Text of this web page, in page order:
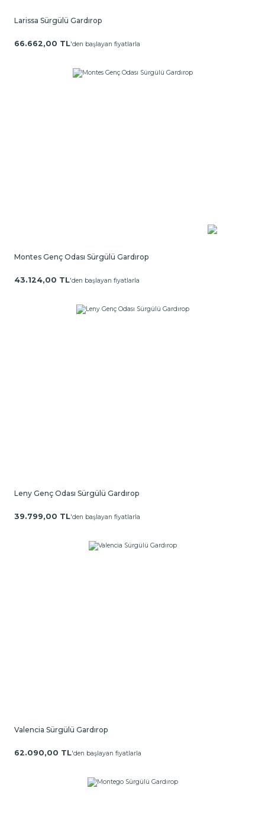
Larissa Sürgülü Gardırop
66.662,00 TL'den başlayan fiyatlarla
Montes Genç Odası Sürgülü Gardırop
43.124,00 TL'den başlayan fiyatlarla
Leny Genç Odası Sürgülü Gardırop
39.799,00 TL'den başlayan fiyatlarla
Valencia Sürgülü Gardırop
62.090,00 TL'den başlayan fiyatlarla